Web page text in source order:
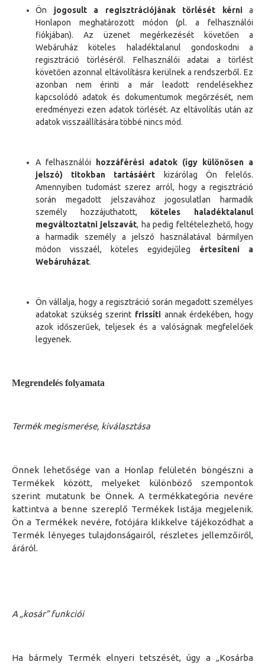
Ön jogosult a regisztrációjának törlését kérnia
Honlapon meghatározott módon (pl. a felhasználói
fiókjában). Az üzenet megérkezését követően a
Webáruház
köteles haladéktalanul gondoskodni a
regisztráció törléséről. Felhasználói adatai a törlést
követően azonnal eltávolításra kerülnek a rendszerből. Ez
azonban nem érinti a már leadott rendelésekhez
kapcsolódó adatok és dokumentumok megőrzését, nem
eredményezi ezen adatok törlését. Az eltávolítás után az
adatok visszaállítására többé nincs mód.
A felhasználói
hozzáférési adatok (így különösen a
jelszó) titokban tartásáért kizárólag Önfelelős.
Amennyiben tudomást szerez arról, hogy a regisztráció
során megadott jelszavához jogosulatlan harmadik
személy hozzájuthatott,
köteles haladéktalanul
megváltoztatni jelszavát, ha pedig feltételezhető, hogy
a harmadik személy a jelszó használatával bármilyen
módon visszaél, köteles egyidejűleg értesíteni a
Webáruházat.
Ön vállalja, hogy a regisztráció során megadott személyes
adatokat szükség szerint frissíti annak érdekében, hogy
azok időszerűek, teljesek és a valóságnak megfelelőek
legyenek.
Megrendelés folyamata
Termék megismerése, kiválasztása
Önnek lehetősége van a Honlap felületén böngészni a
Termékek között, melyeket különböző szempontok
szerint mutatunk be Önnek. Atermékkategória nevére
kattintva a benne szereplő Termékek listája megjelenik.
Öna Termékek nevére, fotójára klikkelve tájékozódhat a
Termék lényeges tulajdonságairól, részletes jellemzőiről,
áráról.
A „kosár” funkciói
Ha bármely Termék elnyeri tetszését, úgy a „Kosárba